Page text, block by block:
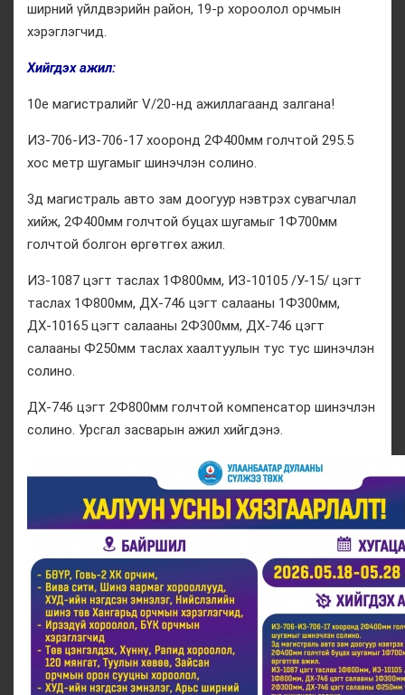
ширний үйлдвэрийн район, 19-р хороолол орчмын
хэрэглэгчид.
Хийгдэх ажил:
10е магистралийг V/20-нд ажиллагаанд залгана!
ИЗ-706-ИЗ-706-17 хооронд 2Ф400мм голчтой 295.5
хос метр шугамыг шинэчлэн солино.
3д магистраль авто зам доогуур нэвтрэх сувагчлал
хийж, 2Ф400мм голчтой буцах шугамыг 1Ф700мм
голчтой болгон өргөтгөх ажил.
ИЗ-1087 цэгт таслах 1Ф800мм, ИЗ-10105 /У-15/ цэгт
таслах 1Ф800мм, ДХ-746 цэгт салааны 1Ф300мм,
ДХ-10165 цэгт салааны 2Ф300мм, ДХ-746 цэгт
салааны Ф250мм таслах хаалтуулын тус тус шинэчлэн
солино.
ДХ-746 цэгт 2Ф800мм голчтой компенсатор шинэчлэн
солино. Урсгал засварын ажил хийгдэнэ.